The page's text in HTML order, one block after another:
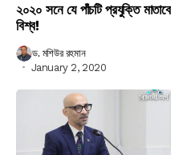
২০২০ সনে যে পাঁচটি প্রযুক্তি মাতাবে
বিশ্ব!
ড. মশিউর রহমান
January 2, 2020